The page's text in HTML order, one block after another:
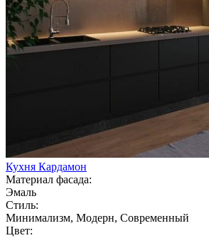
Кухня Кардамон
Материал фасада:
Эмаль
Стиль:
Минимализм, Модерн, Современный
Цвет: